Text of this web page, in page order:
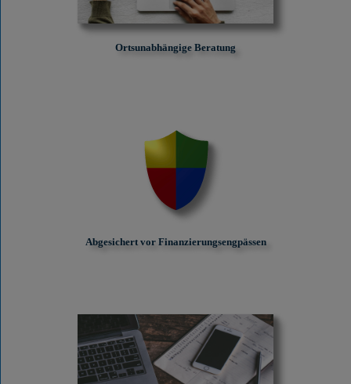
Ortsunabhängige Beratung
Abgesichert vor Finanzierungs­engpässen